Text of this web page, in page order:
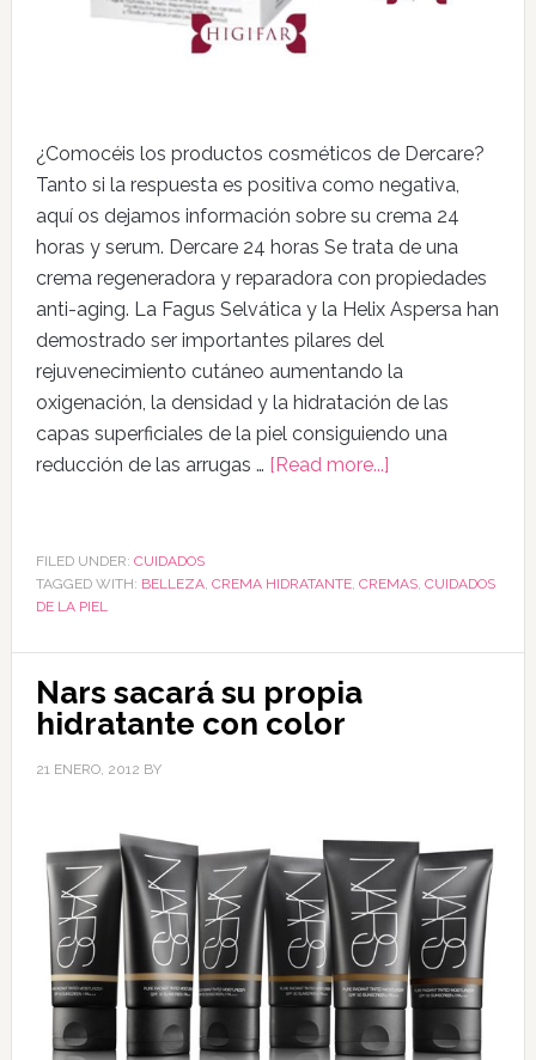
¿Comocéis los productos cosméticos de Dercare?
Tanto si la respuesta es positiva como negativa,
aquí os dejamos información sobre su crema 24
horas y serum. Dercare 24 horas Se trata de una
crema regeneradora y reparadora con propiedades
anti-aging. La Fagus Selvática y la Helix Aspersa han
demostrado ser importantes pilares del
rejuvenecimiento cutáneo aumentando la
oxigenación, la densidad y la hidratación de las
capas superficiales de la piel consiguiendo una
reducción de las arrugas … [Read more...]
FILED UNDER: CUIDADOS
TAGGED WITH: BELLEZA, CREMA HIDRATANTE, CREMAS, CUIDADOS
DE LA PIEL
Nars sacará su propia
hidratante con color
21 ENERO, 2012 BY